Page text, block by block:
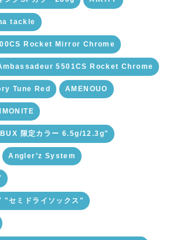
tackle
Rocket Mirror Chrome
5501CS Rocket Chrome
Tune Red AMENOUO
限定カラー 6.5g/12.3g"
Angler’z System
セミドライソックス"